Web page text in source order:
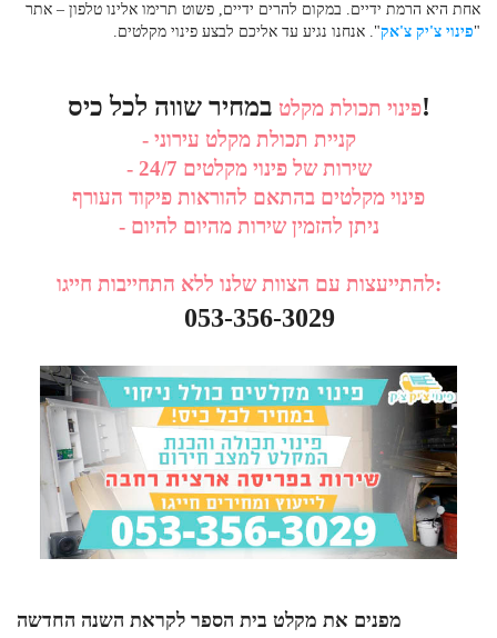
אחת היא הרמת ידיים. במקום להרים ידיים, פשוט תרימו אלינו טלפון – אתר
"פינוי צ'יק צ'אק". אנחנו נגיע עד אליכם לבצע פינוי מקלטים.
פינוי תכולת מקלטבמחיר שווה לכל כיס!
- קניית תכולת מקלט עירוני
- שירות של פינוי מקלטים 24/7
פינוי מקלטים בהתאם להוראות פיקוד העורף
- ניתן להזמין שירות מהיום להיום
להתייעצות עם הצוות שלנו ללא התחייבות חייגו:
053-356-3029
מפנים את מקלט בית הספר לקראת השנה החדשה